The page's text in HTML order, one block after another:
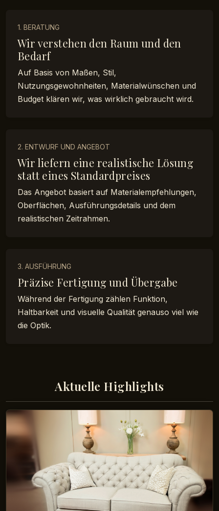
1. BERATUNG
Wir verstehen den Raum und den
Bedarf
Auf Basis von Maßen, Stil,
Nutzungsgewohnheiten, Materialwünschen und
Budget klären wir, was wirklich gebraucht wird.
2. ENTWURF UND ANGEBOT
Wir liefern eine realistische Lösung
statt eines Standardpreises
Das Angebot basiert auf Materialempfehlungen,
Oberflächen, Ausführungsdetails und dem
realistischen Zeitrahmen.
3. AUSFÜHRUNG
Präzise Fertigung und Übergabe
Während der Fertigung zählen Funktion,
Haltbarkeit und visuelle Qualität genauso viel wie
die Optik.
Aktuelle Highlights